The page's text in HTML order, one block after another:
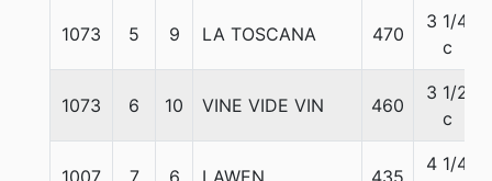
1073 5 9 LA TOSCANA 470
3 1/4
c
1073 6 10 VINE VIDE VIN 460
3 1/2
c
1007 7 6 LAWEN 435
4 1/4